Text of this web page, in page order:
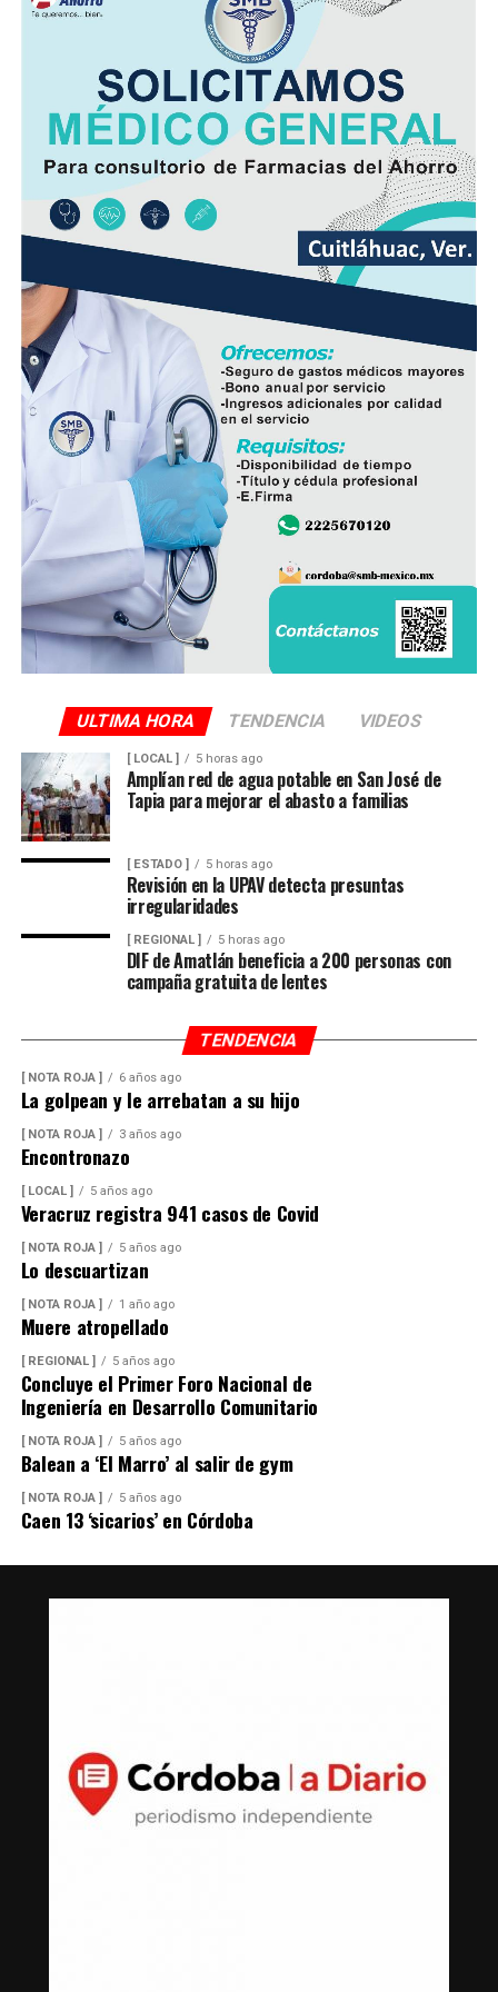
al límite, lo que dificulta absorber cerca de un millón de
El líder cañero advirtió que enviar la producción a otras
fábricas incrementará los costos de traslado y reducirá
la rentabilidad para los agricultores, aunque aseguró
que la organización buscará alternativas para evitar que
las cosechas se pierdan.
Asimismo, adelantó que la próxima semana presentará
ante la presidenta Claudia Sheinbaum Pardo una
propuesta para que el Gobierno Federal intervenga y
analice opciones que permitan rescatar el ingenio y
preservar una de las principales fuentes de empleo de la
región.
De acuerdo con las estimaciones de la UNPCA, el cierre
del Ingenio San Pedro representa un impacto
económico superior a los mil millones de pesos, cifra
que amenaza con afectar de manera directa la actividad
productiva y el sustento de miles de familias
veracruzanas ligadas al sector azucarero.
ULTIMA HORA TENDENCIA VIDEOS
[ LOCAL ] 5 horas ago
Amplían red de agua potable en San José de
Tapia para mejorar el abasto a familias
[ ESTADO ] 5 horas ago
Revisión en la UPAV detecta presuntas
irregularidades
[ REGIONAL ] 5 horas ago
DIF de Amatlán beneficia a 200 personas con
campaña gratuita de lentes
TENDENCIA
[ NOTA ROJA ] 6 años ago
La golpean y le arrebatan a su hijo
[ NOTA ROJA ] 3 años ago
Encontronazo
[ LOCAL ] 5 años ago
Veracruz registra 941 casos de Covid
[ NOTA ROJA ] 5 años ago
Lo descuartizan
[ NOTA ROJA ] 1 año ago
Muere atropellado
[ REGIONAL ] 5 años ago
Concluye el Primer Foro Nacional de
Ingeniería en Desarrollo Comunitario
[ NOTA ROJA ] 5 años ago
Balean a ‘El Marro’ al salir de gym
[ NOTA ROJA ] 5 años ago
Caen 13 ‘sicarios’ en Córdoba